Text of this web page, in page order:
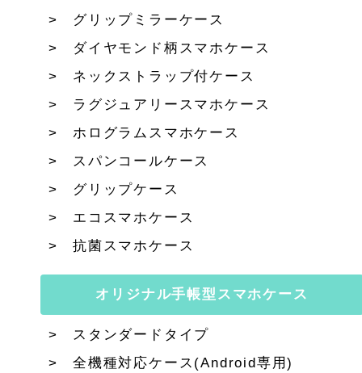
グリップミラーケース
ダイヤモンド柄スマホケース
ネックストラップ付ケース
ラグジュアリースマホケース
ホログラムスマホケース
スパンコールケース
グリップケース
エコスマホケース
抗菌スマホケース
オリジナル手帳型スマホケース
スタンダードタイプ
全機種対応ケース(Android専用)